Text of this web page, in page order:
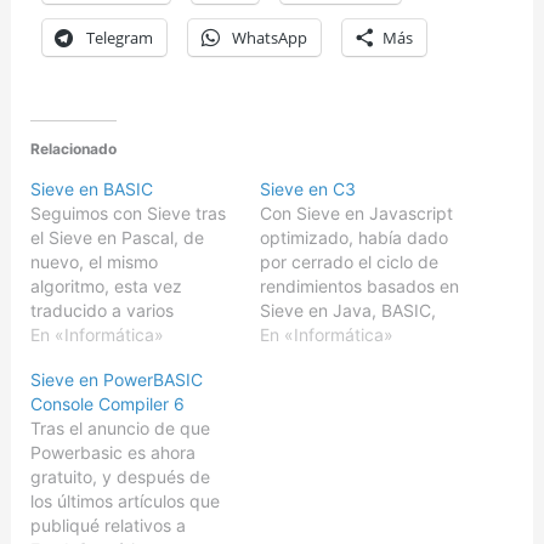
Telegram WhatsApp Más
Relacionado
Sieve en BASIC
Seguimos con Sieve tras
el Sieve en Pascal, de
nuevo, el mismo
algoritmo, esta vez
traducido a varios
dialectos de BASIC, y
ellos.Como ocurriera con
Pascal/Object Pascal, la
poca portabilidad de
BASIC entre plataformas
y dialectos, ha sido
necesario realizar
pequeños ajustes en el
En «Informática»
Sieve en C3
Con Sieve en Javascript
optimizado, había dado
por cerrado el ciclo de
rendimientos basados en
Sieve en Java, BASIC,
Pascal, y C. Sin embargo
En «Informática»
Sieve en PowerBASIC
Console Compiler 6
Tras el anuncio de que
Powerbasic es ahora
gratuito, y después de
los últimos artículos que
publiqué relativos a